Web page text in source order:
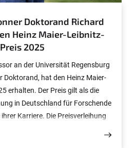
Doktorand Richard
Heinz Maier-Leibnitz-
Preis 2025
an der Universität Regensburg
Doktorand, hat den Heinz Maier-
erhalten. Der Preis gilt als die
in Deutschland für Forschende
Karriere. Die Preisverleihung